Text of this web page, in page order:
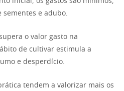
sementes e adubo.
o valor gasto na
de cultivar estimula a
e desperdício.
tendem a valorizar mais os